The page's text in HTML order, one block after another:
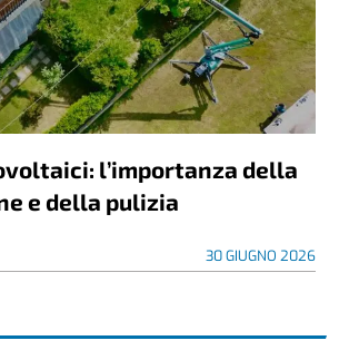
l’importanza della
e della pulizia
30 GIUGNO 2026